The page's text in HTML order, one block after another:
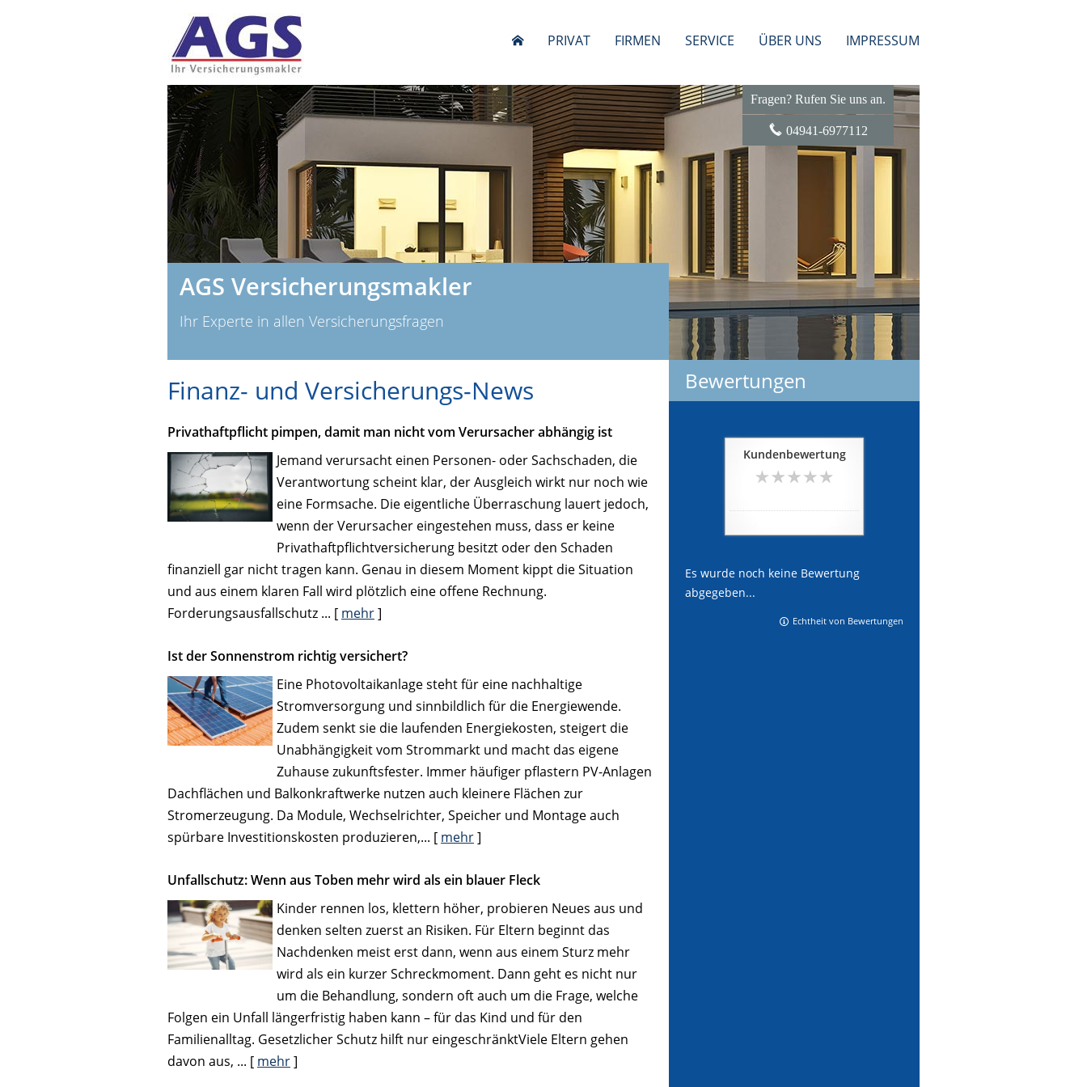
PRIVAT FIRMEN SERVICE ÜBER UNS IMPRESSUM
Fragen? Rufen Sie uns an.
04941-6977112
AGS Versicherungsmakler
Ihr Experte in allen Versicherungsfragen
Bewertungen
Kundenbewertung
Es wurde noch keine Bewertung
abgegeben...
Echtheit von Bewertungen
Finanz- und Versicherungs-News
Privathaftpflicht pimpen, damit man nicht vom Verursacher abhängig ist
Jemand verursacht einen Personen- oder Sachschaden, die
Verantwortung scheint klar, der Ausgleich wirkt nur noch wie
eine Formsache. Die eigentliche Überraschung lauert jedoch,
wenn der Verursacher eingestehen muss, dass er keine
Privathaftpflichtversicherung besitzt oder den Schaden
finanziell gar nicht tragen kann. Genau in diesem Moment kippt die Situation
und aus einem klaren Fall wird plötzlich eine offene Rechnung.
Forderungsausfallschutz ... [ mehr]
Ist der Sonnenstrom richtig versichert?
Eine Photovoltaikanlage steht für eine nachhaltige
Stromversorgung und sinnbildlich für die Energiewende.
Zudem senkt sie die laufenden Energiekosten, steigert die
Unabhängigkeit vom Strommarkt und macht das eigene
Zuhause zukunftsfester. Immer häufiger pflastern PV-Anlagen
Dachflächen und Balkonkraftwerke nutzen auch kleinere Flächen zur
Stromerzeugung. Da Module, Wechselrichter, Speicher und Montage auch
spürbare Investitionskosten produzieren,... [ mehr]
Unfallschutz: Wenn aus Toben mehr wird als ein blauer Fleck
Kinder rennen los, klettern höher, probieren Neues aus und
denken selten zuerst an Risiken. Für Eltern beginnt das
Nachdenken meist erst dann, wenn aus einem Sturz mehr
wird als ein kurzer Schreckmoment. Dann geht es nicht nur
um die Behandlung, sondern oft auch um die Frage, welche
Folgen ein Unfall längerfristig haben kann – für das Kind und für den
Familienalltag. Gesetzlicher Schutz hilft nur eingeschränktViele Eltern gehen
davon aus, ... [ mehr]